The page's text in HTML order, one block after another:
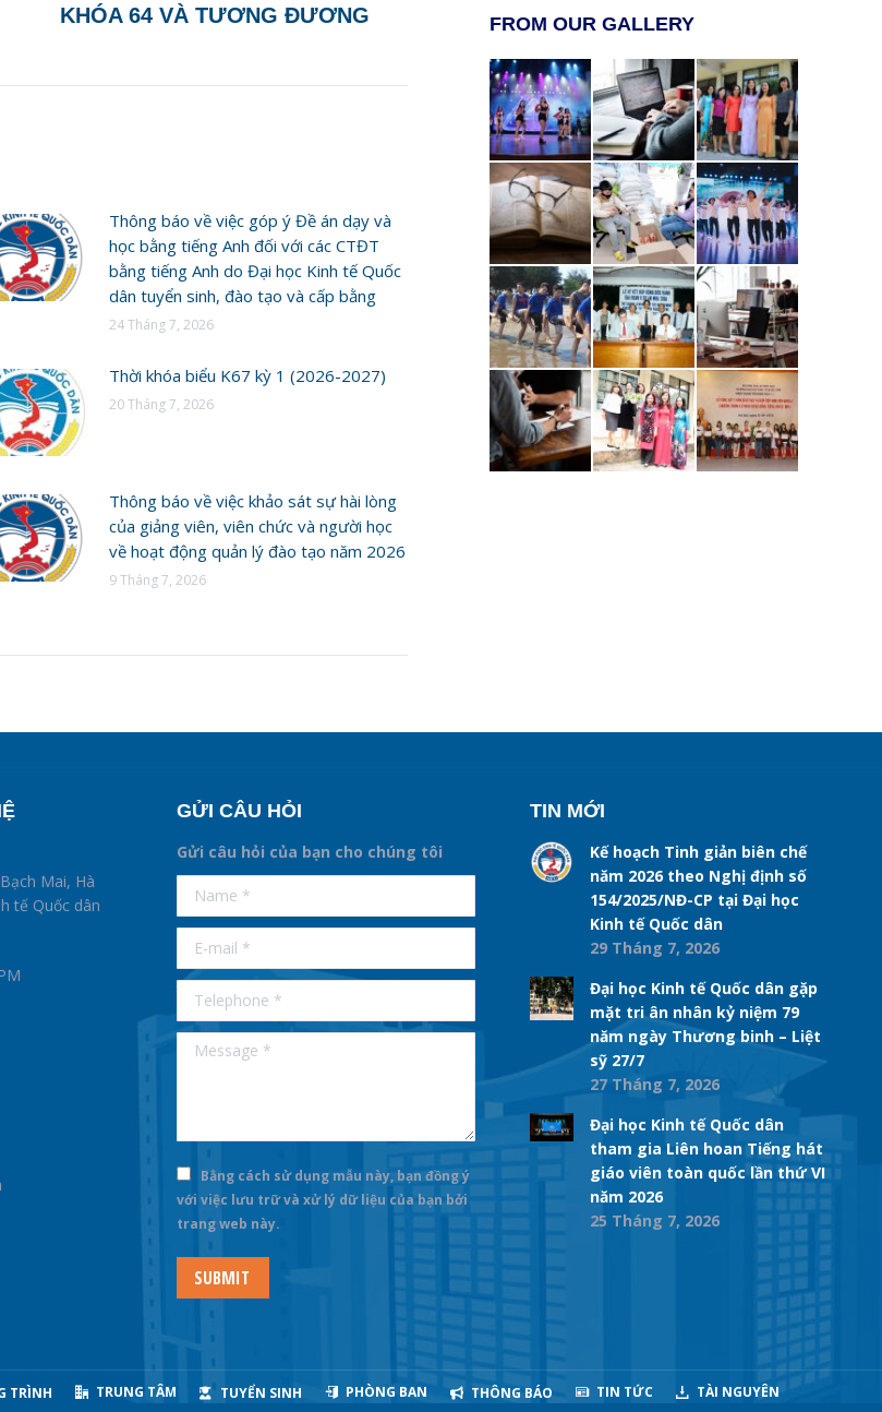
KHÓA 64 VÀ TƯƠNG ĐƯƠNG
Thông báo về việc góp ý Đề án dạy và
học bằng tiếng Anh đối với các CTĐT
bằng tiếng Anh do Đại học Kinh tế Quốc
dân tuyển sinh, đào tạo và cấp bằng
24 Tháng 7, 2026
Thời khóa biểu K67 kỳ 1 (2026-2027)
20 Tháng 7, 2026
Thông báo về việc khảo sát sự hài lòng
của giảng viên, viên chức và người học
về hoạt động quản lý đào tạo năm 2026
9 Tháng 7, 2026
FROM OUR GALLERY
Mai, Hà
tế Quốc dân
GỬI CÂU HỎI
Gửi câu hỏi của bạn cho chúng tôi
supertotobet
betist
Name *
E-mail *
Telephone *
Message *
Bằng cách sử dụng mẫu này, bạn đồng ý
với việc lưu trữ và xử lý dữ liệu của bạn bởi
trang web này.
SUBMIT
TIN MỚI
Kế hoạch Tinh giản biên chế
năm 2026 theo Nghị định số
154/2025/NĐ-CP tại Đại học
Kinh tế Quốc dân
29 Tháng 7, 2026
Đại học Kinh tế Quốc dân gặp
mặt tri ân nhân kỷ niệm 79
năm ngày Thương binh – Liệt
sỹ 27/7
27 Tháng 7, 2026
Đại học Kinh tế Quốc dân
tham gia Liên hoan Tiếng hát
giáo viên toàn quốc lần thứ VI
năm 2026
25 Tháng 7, 2026
TRÌNH TRUNG TÂM TUYỂN SINH PHÒNG BAN THÔNG BÁO TIN TỨC
TÀI NGUYÊN